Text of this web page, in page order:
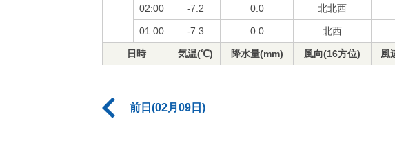
02:00 -7.2 0.0 北北西
01:00 -7.3 0.0 北西
日時 気温(℃) 降水量(mm) 風向(16方位) 風
前日(02月09日)